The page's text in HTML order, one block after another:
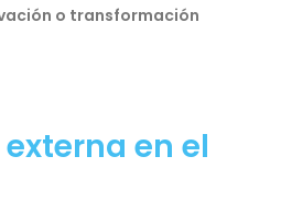
o transformación
en el